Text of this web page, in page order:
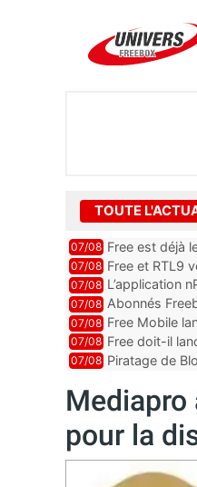
TOUTE
07/08 Free est déjà
encore au
07/08 Free et RTL9
l’obtenir
07/08 L’application
Mobile,
07/08 Abonnés
07/08 Free Mobile
des promos
07/08 Free doit-il
07/08 Piratage de
Mediapro
pour la